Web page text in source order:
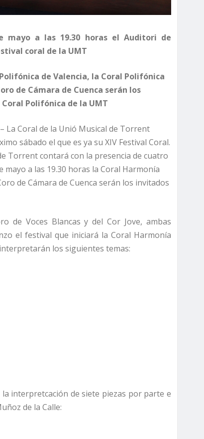
mayo a las 19.30 horas el Auditori de
coral de la UMT
de Valencia, la Coral Polifónica
de Cámara de Cuenca serán los
Polifónica de la UMT
La Coral de la Unió Musical de Torrent
sábado el que es ya su XIV Festival Coral.
Torrent contará con la presencia de cuatro
mayo a las 19.30 horas la Coral Harmonía
de Cámara de Cuenca serán los invitados
de Voces Blancas y del Cor Jove, ambas
el festival que iniciará la Coral Harmonía
los siguientes temas:
interpretcación de siete piezas por parte e
de la Calle: